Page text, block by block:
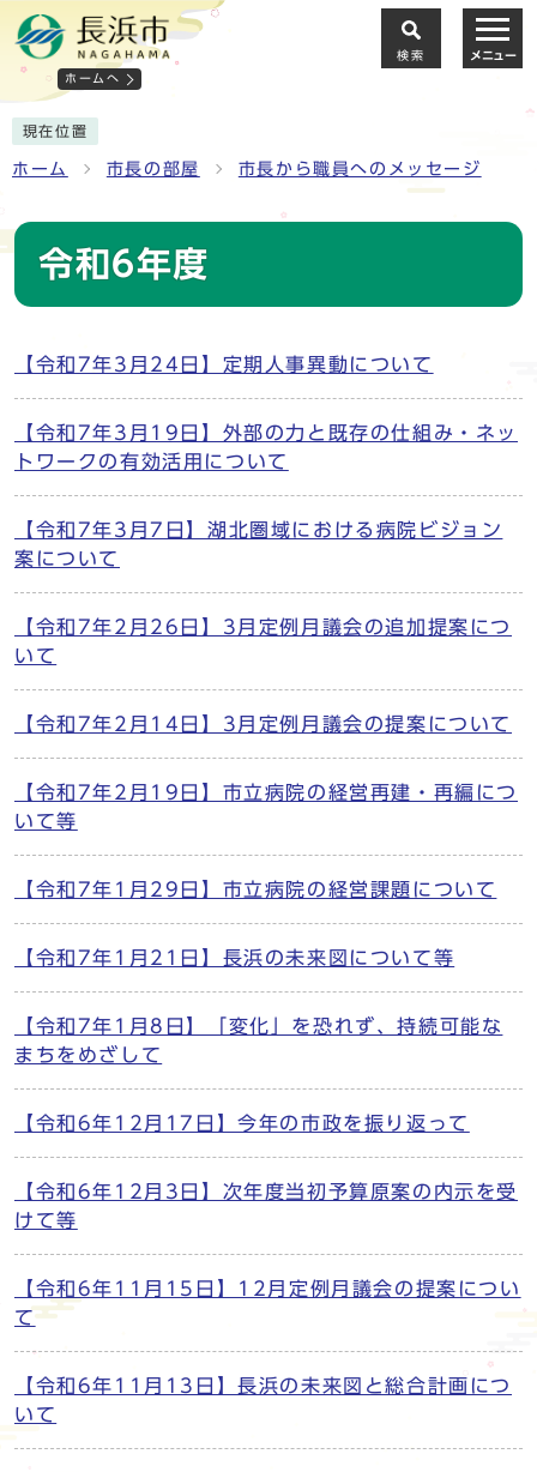
ホームへ
検索 メニュー
現在位置
ホーム 市長の部屋 市長から職員へのメッセージ
令和6年度
【令和7年3月24日】定期人事異動について
【令和7年3月19日】外部の力と既存の仕組み・ネッ
トワークの有効活用について
【令和7年3月7日】湖北圏域における病院ビジョン
案について
【令和7年2月26日】3月定例月議会の追加提案につ
いて
【令和7年2月14日】3月定例月議会の提案について
【令和7年2月19日】市立病院の経営再建・再編につ
いて等
【令和7年1月29日】市立病院の経営課題について
【令和7年1月21日】長浜の未来図について等
【令和7年1月8日】「変化」を恐れず、持続可能な
まちをめざして
【令和6年12月17日】今年の市政を振り返って
【令和6年12月3日】次年度当初予算原案の内示を受
けて等
【令和6年11月15日】12月定例月議会の提案につい
て
【令和6年11月13日】長浜の未来図と総合計画につ
いて